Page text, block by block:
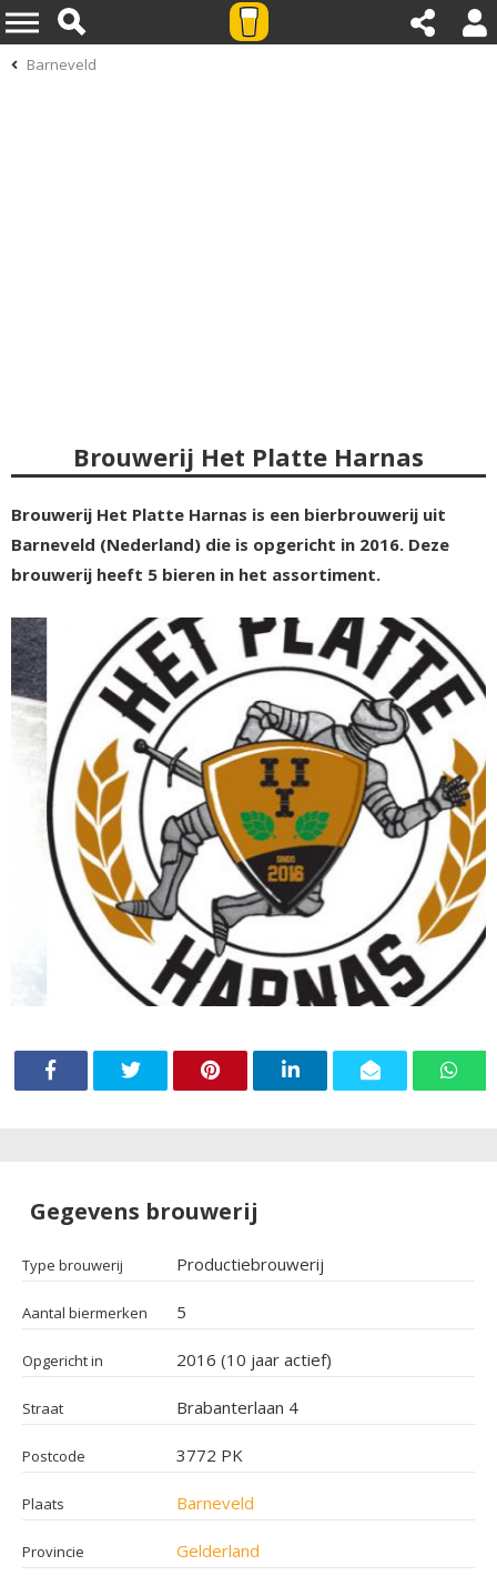
Barneveld
Brouwerij Het Platte Harnas
Brouwerij Het Platte Harnas is een bierbrouwerij uit
Barneveld (Nederland) die is opgericht in 2016. Deze
brouwerij heeft 5 bieren in het assortiment.
Gegevens brouwerij
Type brouwerij Productiebrouwerij
Aantal biermerken 5
Opgericht in 2016 (10 jaar actief)
Straat Brabanterlaan 4
Postcode 3772 PK
Plaats Barneveld
Provincie Gelderland